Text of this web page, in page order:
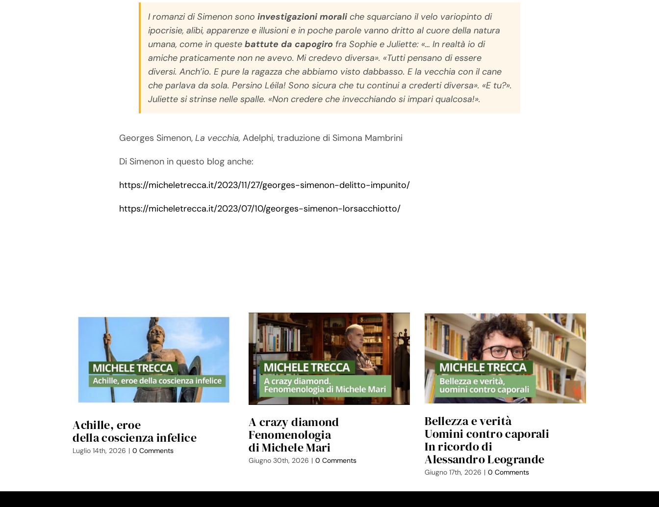
I romanzi di Simenon sonoinvestigazioni moraliche squarciano il velo variopinto di
ipocrisie, alibi, apparenze e illusioni e in poche parole vanno dritto al cuore della natura
umana, come in questebattute da capogiro fra Sophie e Juliette: «… In realtà io di
amiche praticamente non ne avevo. Mi credevo diversa». «Tutti pensano di essere
diversi. Anch’io. E pure la ragazza che abbiamo visto dabbasso. E la vecchia con il cane
che parlava da sola. Persino Léila! Sono sicura che tu continui a crederti diversa». «E tu?».
Juliette si strinse nelle spalle. «Non credere che invecchiando si impari qualcosa!».
Georges Simenon,La vecchia,Adelphi, traduzione di Simona Mambrini
Di Simenon in questo blog anche:
https://micheletrecca.it/2023/11/27/georges-simenon-delitto-impunito/
https://micheletrecca.it/2023/07/10/georges-simenon-lorsacchiotto/
Achille, eroe
della coscienza infelice
Luglio 14th, 2026 | 0 Comments
A crazy diamond
Fenomenologia
di Michele Mari
Giugno 30th, 2026 | 0 Comments
Bellezza e verità
Uomini contro caporali
In ricordo di
Alessandro Leogrande
Giugno 17th, 2026 | 0 Comments